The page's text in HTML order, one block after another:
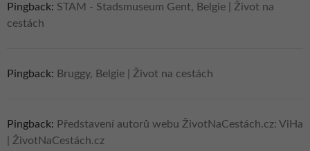
Pingback: STAM - Stadsmuseum Gent, Belgie | Život na
cestách
Pingback: Bruggy, Belgie | Život na cestách
Pingback: Představení autorů webu ŽivotNaCestách.cz: ViHa
| ŽivotNaCestách.cz